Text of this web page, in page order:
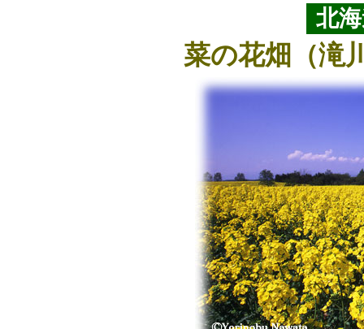
北
菜の花畑（滝